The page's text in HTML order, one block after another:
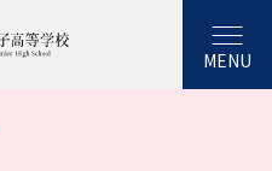
MENU